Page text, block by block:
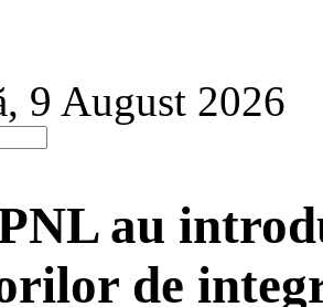
9 August 2026
au
de